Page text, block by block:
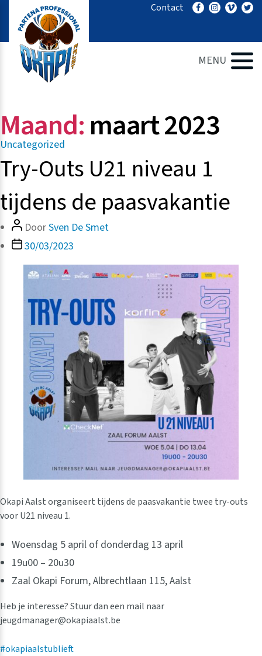
inhoud
Contact
MENU
Maand:maart 2023
Categorieën
Uncategorized
Try-Outs U21 niveau 1
tijdens de paasvakantie
Bericht
auteur
DoorSven De Smet
Berichtdatum
30/03/2023
Okapi Aalst organiseert tijdens de paasvakantie twee try-outs
voor U21 niveau 1.
Woensdag 5 april of donderdag 13 april
19u00 – 20u30
Zaal Okapi Forum, Albrechtlaan 115, Aalst
Heb je interesse? Stuur dan een mail naar
jeugdmanager@okapiaalst.be
#okapiaalstublieft